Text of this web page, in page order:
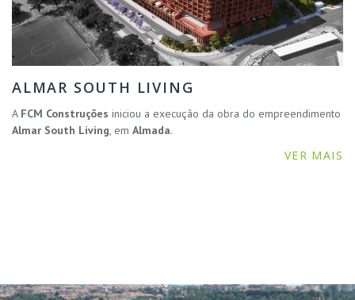
ALMAR SOUTH LIVING
A FCM Construções iniciou a execução da obra do empreendimento
Almar South Living, em Almada.
VER MAIS